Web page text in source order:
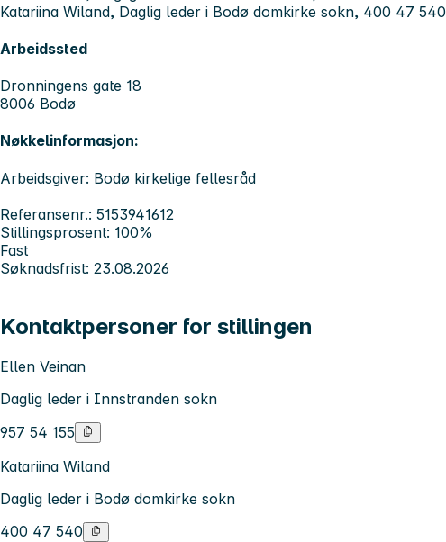
Katariina Wiland, Daglig leder i Bodø domkirke sokn, 400 47 540
Arbeidssted
Dronningens gate 18
8006 Bodø
Nøkkelinformasjon:
Arbeidsgiver: Bodø kirkelige fellesråd
Referansenr.: 5153941612
Stillingsprosent: 100%
Fast
Søknadsfrist: 23.08.2026
Kontaktpersoner for stillingen
Ellen Veinan
Daglig leder i Innstranden sokn
957 54 155
Katariina Wiland
Daglig leder i Bodø domkirke sokn
400 47 540